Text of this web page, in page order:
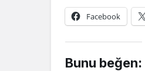
Facebook
Bunu beğen: